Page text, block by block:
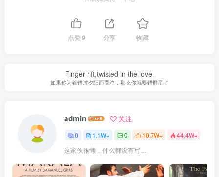
点赞9 分享 收藏
Finger rift,twisted in the love.
如果你为着错过夕阳而哭泣，那么你就要错群星了
admin 关注
0 1.1W+ 0 10.7W+ 44.4W+
这家伙很懒，什么都没有写...